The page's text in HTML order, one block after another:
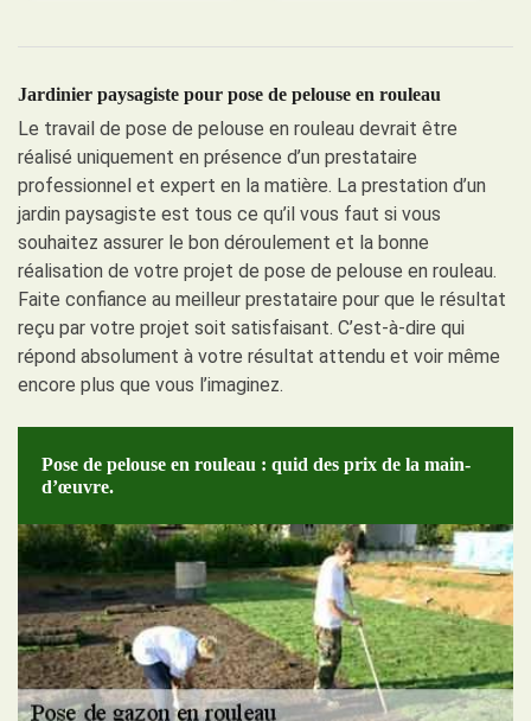
Jardinier paysagiste pour pose de pelouse en rouleau
Le travail de pose de pelouse en rouleau devrait être
réalisé uniquement en présence d’un prestataire
professionnel et expert en la matière. La prestation d’un
jardin paysagiste est tous ce qu’il vous faut si vous
souhaitez assurer le bon déroulement et la bonne
réalisation de votre projet de pose de pelouse en rouleau.
Faite confiance au meilleur prestataire pour que le résultat
reçu par votre projet soit satisfaisant. C’est-à-dire qui
répond absolument à votre résultat attendu et voir même
encore plus que vous l’imaginez.
Pose de pelouse en rouleau : quid des prix de la main-
d’œuvre.